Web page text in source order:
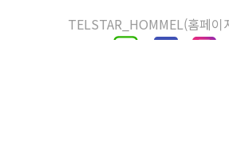
TELSTAR_HOMMEL(홈페이